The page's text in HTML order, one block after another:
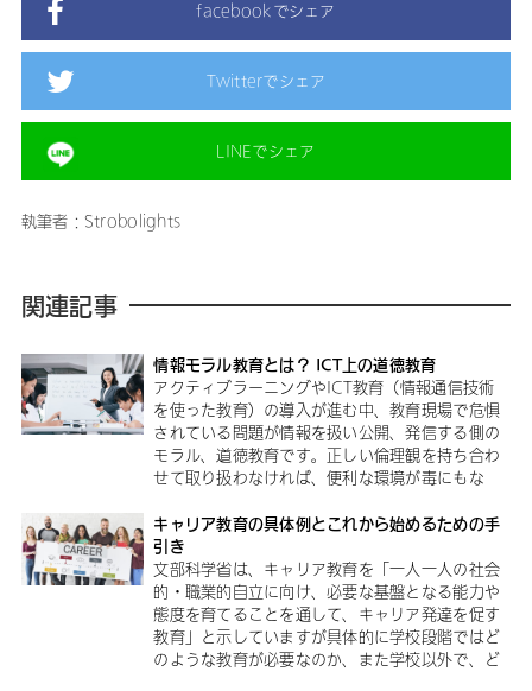
facebookでシェア
Twitterでシェア
LINEでシェア
執筆者：Strobolights
関連記事
情報モラル教育とは？ ICT上の道徳教育
アクティブラーニングやICT教育（情報通信技術
を使った教育）の導入が進む中、教育現場で危惧
されている問題が情報を扱い公開、発信する側の
モラル、道徳教育です。正しい倫理観を持ち合わ
せて取り扱わなければ、便利な環境が毒にもな
キャリア教育の具体例とこれから始めるための手
引き
文部科学省は、キャリア教育を「一人一人の社会
的・職業的自立に向け、必要な基盤となる能力や
態度を育てることを通して、キャリア発達を促す
教育」と示していますが具体的に学校段階ではど
のような教育が必要なのか、また学校以外で、ど